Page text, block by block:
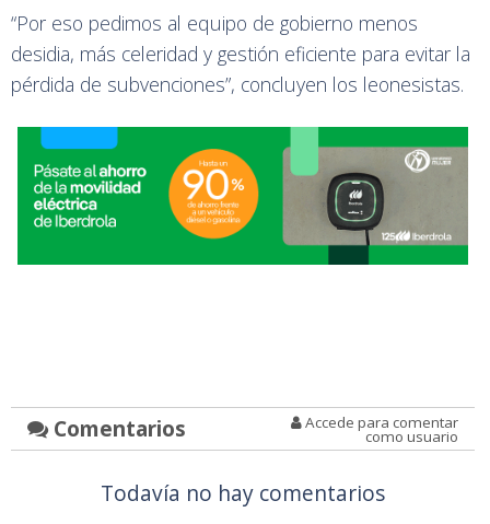
“Por eso pedimos al equipo de gobierno menos
desidia, más celeridad y gestión eficiente para evitar la
pérdida de subvenciones”, concluyen los leonesistas.
Comentarios Accede para comentar
como usuario
Todavía no hay comentarios